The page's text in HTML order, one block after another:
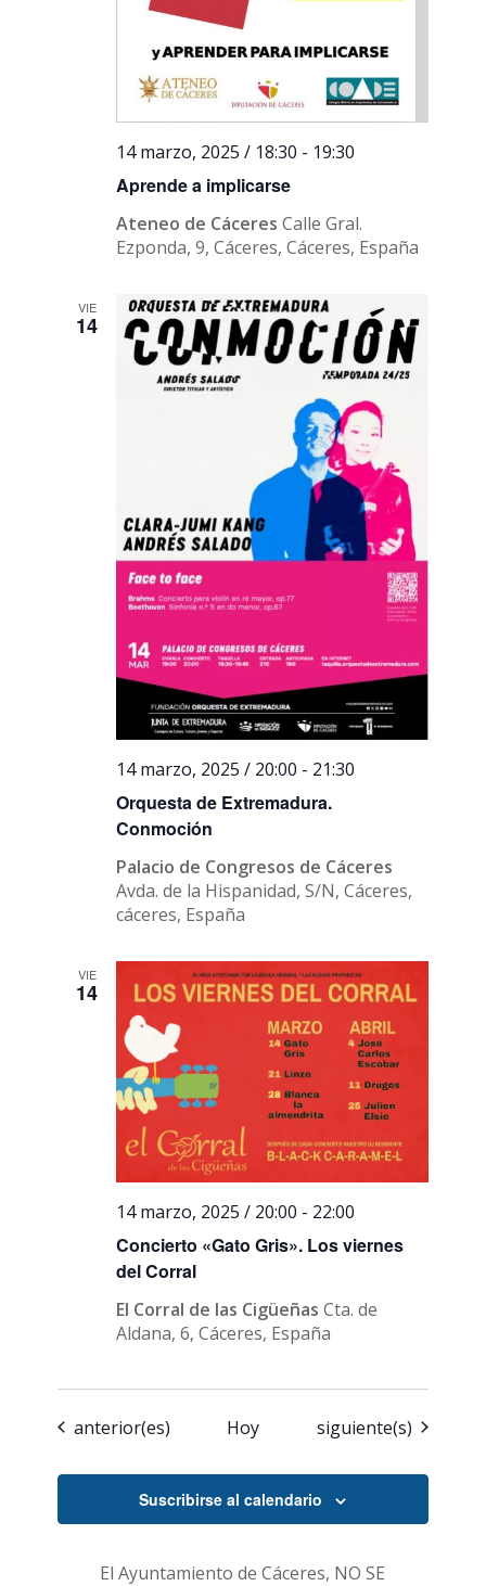
Aprende a implicarse
14 marzo, 2025 / 18:30 - 19:30
Ateneo de CáceresCalle Gral.
Ezponda, 9, Cáceres, Cáceres, España
VIE
14
Orquesta de Extremadura.
Conmoción
14 marzo, 2025 / 20:00 - 21:30
Palacio de Congresos de Cáceres
Avda. de la Hispanidad, S/N, Cáceres,
cáceres, España
VIE
14
Concierto «Gato Gris». Los viernes
del Corral
14 marzo, 2025 / 20:00 - 22:00
El Corral de las CigüeñasCta. de
Aldana, 6, Cáceres, España
Eventos
anterior(es) Hoy Eventos
siguiente(s)
Suscribirse al calendario
El Ayuntamiento de Cáceres, NO SE